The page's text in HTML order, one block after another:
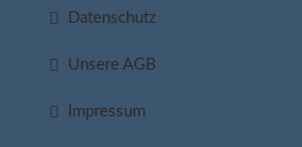
Datenschutz
Unsere AGB
Impressum